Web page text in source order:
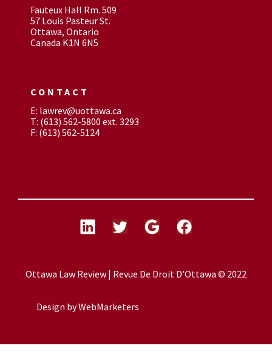
Fauteux Hall Rm. 509
57 Louis Pasteur St.
Ottawa, Ontario
Canada K1N 6N5
CONTACT
E: lawrev@uottawa.ca
T: (613) 562-5800 ext. 3293
F: (613) 562-5124
Ottawa Law Review | Revue De Droit D’Ottawa © 2022
Design byWebMarketers